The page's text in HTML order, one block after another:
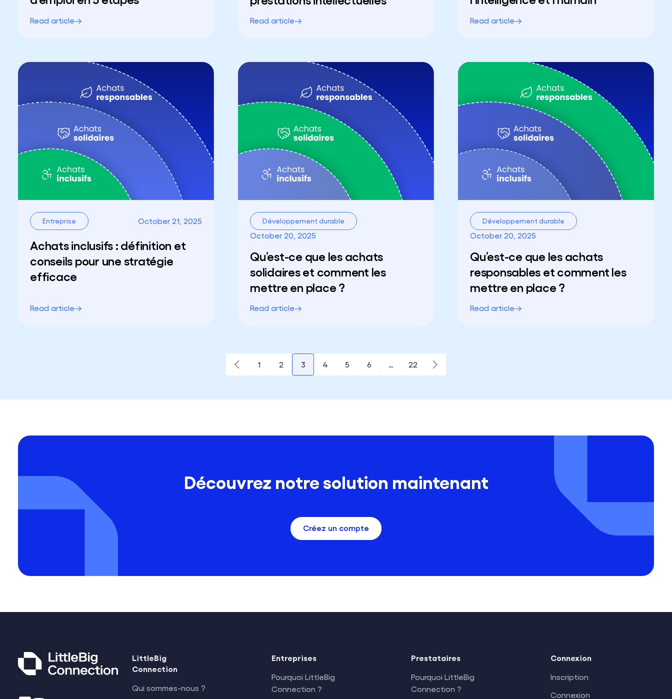
Read article Read article Read article
Entreprise October 21, 2025
Achats inclusifs : définition et
conseils pour une stratégie
efficace
Read article
Développement durable
October 20, 2025
Qu’est-ce que les achats
solidaires et comment les
mettre en place ?
Read article
Développement durable
October 20, 2025
Qu’est-ce que les achats
responsables et comment les
mettre en place ?
Read article
Précédent
1 2 3 4 5 6
10
20 … 22 Suivant
Découvrez notre solution maintenant
Créez un compte
LittleBig
Connection
Qui sommes-nous ?
Entreprises
Pourquoi LittleBig
Connection ?
Prestataires
Pourquoi LittleBig
Connection ?
Connexion
Inscription
Connexion